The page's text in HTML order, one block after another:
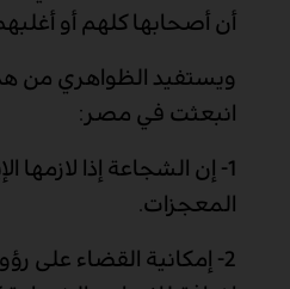
أن أصحابها كلهم أو
ويستفيد الظواهري من
انبعثت في مصر:
1-
إن الشجاعة إذا لازمها
المعجزات.
2-
إمكانية القضاء على